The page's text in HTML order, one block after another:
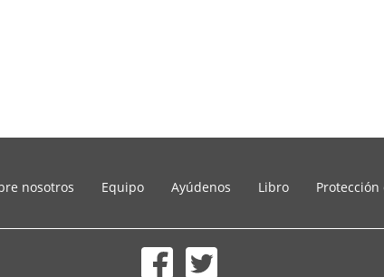
nosotros Equipo Ayúdenos Libro Protección